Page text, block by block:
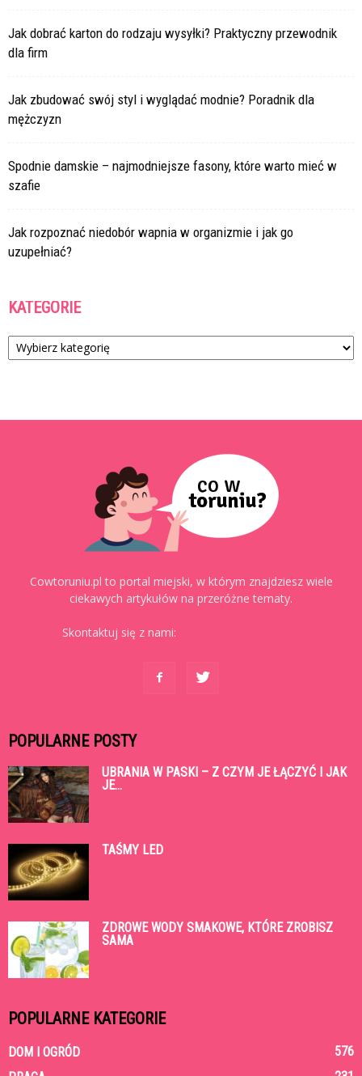
Jak dobrać karton do rodzaju wysyłki? Praktyczny przewodnik
dla firm
Jak zbudować swój styl i wyglądać modnie? Poradnik dla
mężczyzn
Spodnie damskie – najmodniejsze fasony, które warto mieć w
szafie
Jak rozpoznać niedobór wapnia w organizmie i jak go
uzupełniać?
KATEGORIE
Kategorie
Cowtoruniu.pl to portal miejski, w którym znajdziesz wiele
ciekawych artykułów na przeróżne tematy.
Skontaktuj się z nami:
POPULARNE POSTY
UBRANIA W PASKI – Z CZYM JE ŁĄCZYĆ I JAK
JE...
TAŚMY LED
ZDROWE WODY SMAKOWE, KTÓRE ZROBISZ
SAMA
POPULARNE KATEGORIE
DOM I OGRÓD
576